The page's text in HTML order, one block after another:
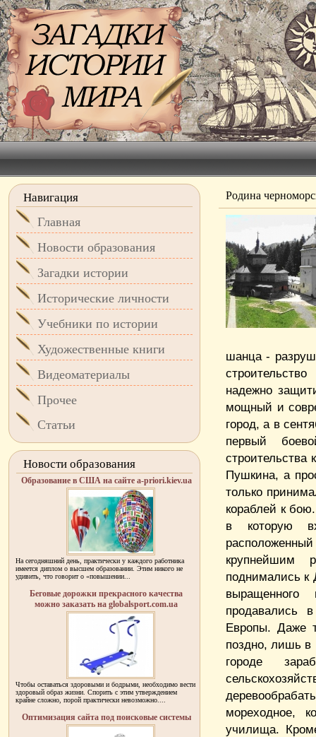
Родина
шанца -
надежно
мощный и
город, а в
первый
Пушкина, а
только
кораблей к
в которую
крупнейшим
поднимались к
продавались
Европы. Даже
поздно, лишь в
городе
мореходное,
училища.
Навигация
Главная
Новости образования
Загадки истории
Исторические личности
Учебники по истории
Художественные книги
Видеоматериалы
Прочее
Статьи
Новости образования
Образование в США на сайте a-priori.kiev.ua
На сегодняшний день, практически у каждого работника
имеется диплом о высшем образовании. Этим никого не
удивить, что говорит о «повышении...
Беговые дорожки прекрасного качества
можно заказать на globalsport.com.ua
Чтобы оставаться здоровыми и бодрыми, необходимо вести
здоровый образ жизни. Спорить с этим утверждением
крайне сложно, порой практически невозможно....
Оптимизация сайта под поисковые системы